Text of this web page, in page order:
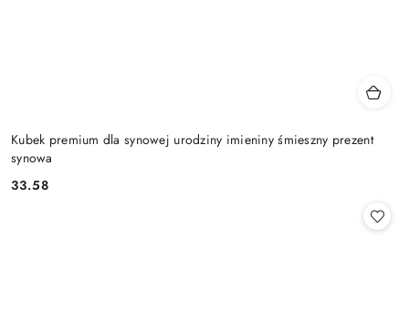
Kubek premium dla synowej urodziny imieniny śmieszny prezent
synowa
Cena:
33.58